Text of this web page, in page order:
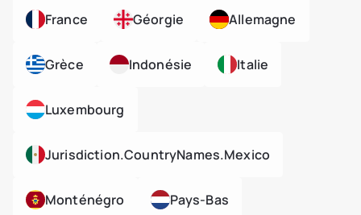
France Géorgie Allemagne
Grèce Indonésie Italie
Luxembourg
Jurisdiction.countryNames.mexico
Monténégro Pays-Bas